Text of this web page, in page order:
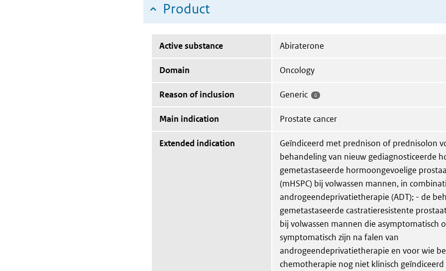
Product
Active substance Abiraterone
Domain Oncology
Reason of inclusion Generic G
Main indication Prostate cancer
Extended indication
Geïndiceerd met prednison of prednisolon
behandeling van nieuw gediagnosticeerde
gemetastaseerde hormoongevoelige
(mHSPC) bij volwassen mannen, in
androgeendeprivatietherapie (ADT); - de
gemetastaseerde castratieresistente
bij volwassen mannen die asymptomatisch
symptomatisch zijn na falen van
androgeendeprivatietherapie en voor wie
chemotherapie nog niet klinisch geïndiceerd